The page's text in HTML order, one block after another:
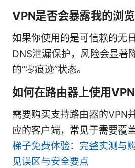
VPN是否会暴露我的浏览
如果你使用的是可信赖的无
DNS泄漏保护，风险会显著
的“零痕迹”状态。
如何在路由器上使用VPN
需要购买支持路由器的VPN
应的客户端，常见于需要覆
梯子免费体验：完整实测与
见误区与安全要点